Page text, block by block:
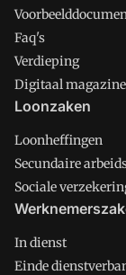
Faq's
Verdieping
Digitaal magazine
Loonzaken
Loonheffingen
Secundaire
Sociale
In dienst
Einde